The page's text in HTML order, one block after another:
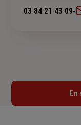
03 84 21 43 09-
En